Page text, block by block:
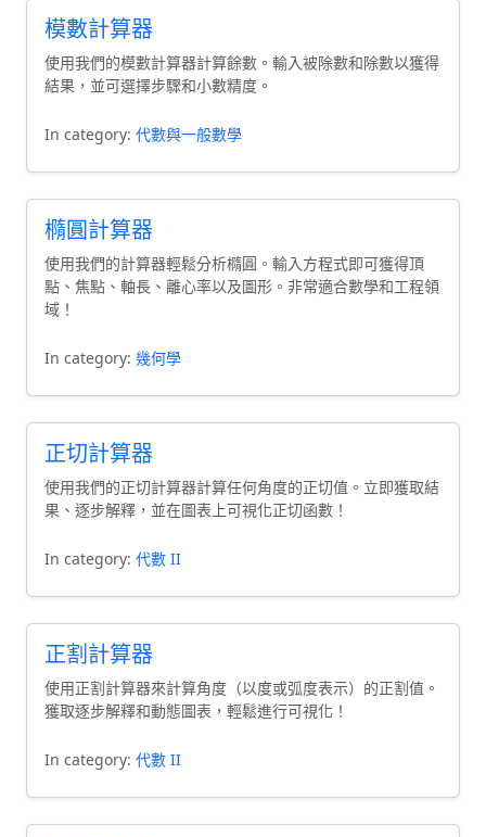
模數計算器
使用我們的模數計算器計算餘數。輸入被除數和除數以獲得
結果，並可選擇步驟和小數精度。
In category: 代數與一般數學
橢圓計算器
使用我們的計算器輕鬆分析橢圓。輸入方程式即可獲得頂
點、焦點、軸長、離心率以及圖形。非常適合數學和工程領
域！
In category: 幾何學
正切計算器
使用我們的正切計算器計算任何角度的正切值。立即獲取結
果、逐步解釋，並在圖表上可視化正切函數！
In category: 代數 II
正割計算器
使用正割計算器來計算角度（以度或弧度表示）的正割值。
獲取逐步解釋和動態圖表，輕鬆進行可視化！
In category: 代數 II